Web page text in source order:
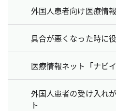
外国人患者向け医療情
具合が悪くなった時に
医療情報ネット「ナビイ
外国人患者の受け入れ
ト